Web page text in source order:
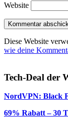
Website
Diese Website
wie deine
Tech-Deal der
NordVPN: Black
69% Rabatt – 30